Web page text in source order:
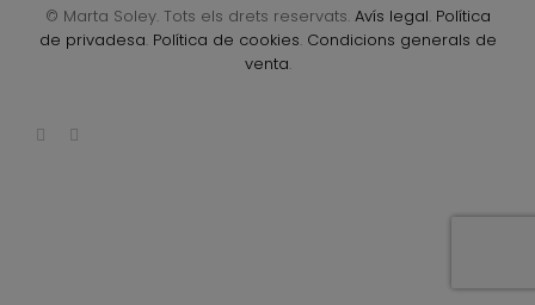
© Marta Soley. Tots els drets reservats. Avís legal. Política
de privadesa. Política de cookies. Condicions generals de
venta.